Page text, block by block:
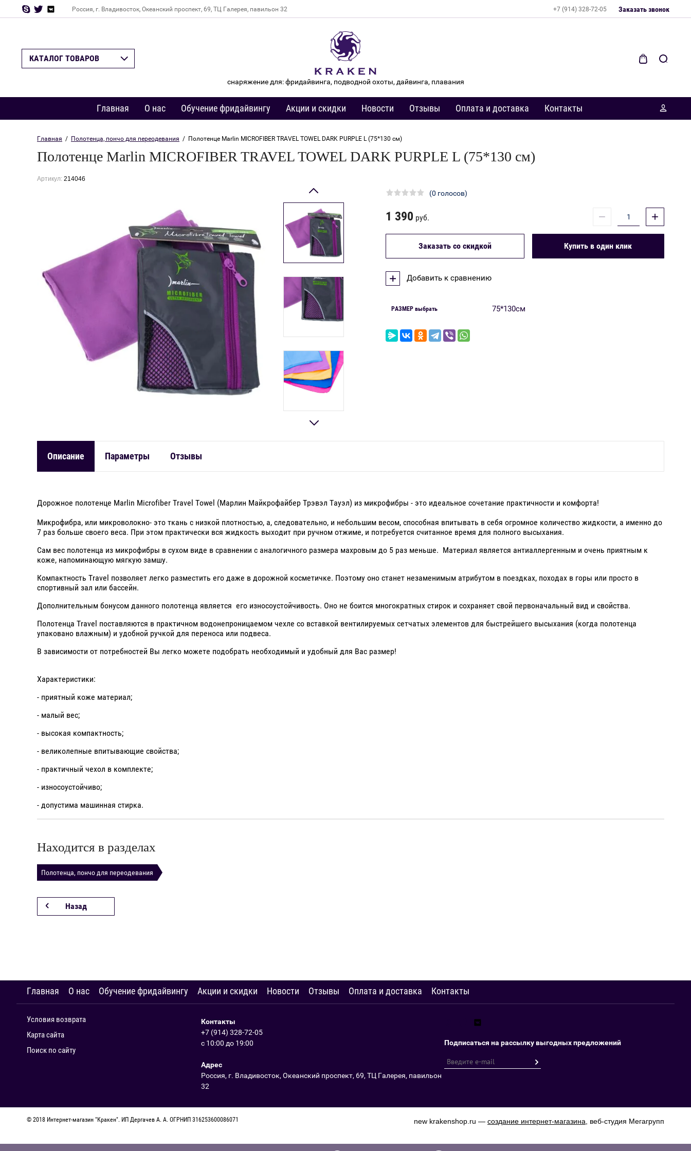
Назад Россия, г. Владивосток, Океанский проспект, 69, ТЦ Галерея, павильон 32 +7 (914) 328-72-05 Заказать звонок
КАТАЛОГ ТОВАРОВ
снаряжение для: фридайвинга, подводной охоты, дайвинга, плавания
Главная О нас Обучение фридайвингу Акции и скидки Новости Отзывы Оплата и доставка Контакты
Главная
  /
Полотенца, пончо для переодевания
  /  Полотенце Marlin MICROFIBER TRAVEL TOWEL DARK PURPLE L (75*130 см)
Полотенце Marlin MICROFIBER TRAVEL TOWEL DARK PURPLE L (75*130 см)
Артикул: 214046
(0 голосов)
1 390 руб. − +
Заказать со скидкой Купить в один клик
Добавить к сравнению
РАЗМЕР выбрать 75*130см
Описание Параметры Отзывы
Дорожное полотенце Marlin Microfiber Travel Towel (Марлин Майкрофайбер Трэвэл Тауэл) из микрофибры - это идеальное сочетание практичности и комфорта!
Микрофибра, или микроволокно- это ткань с низкой плотностью, а, следовательно, и небольшим весом, способная впитывать в себя огромное количество жидкости, а именно до
7 раз больше своего веса. При этом практически вся жидкость выходит при ручном отжиме, и потребуется считанное время для полного высыхания.
Сам вес полотенца из микрофибры в сухом виде в сравнении с аналогичного размера махровым до 5 раз меньше. Материал является антиаллергенным и очень приятным к
коже, напоминающую мягкую замшу.
Компактность Travel позволяет легко разместить его даже в дорожной косметичке. Поэтому оно станет незаменимым атрибутом в поездках, походах в горы или просто в
спортивный зал или бассейн.
Дополнительным бонусом данного полотенца является его износоустойчивость. Оно не боится многократных стирок и сохраняет свой первоначальный вид и свойства.
Полотенца Travel поставляются в практичном водонепроницаемом чехле со вставкой вентилируемых сетчатых элементов для быстрейшего высыхания (когда полотенца
упаковано влажным) и удобной ручкой для переноса или подвеса.
В зависимости от потребностей Вы легко можете подобрать необходимый и удобный для Вас размер!
Характеристики:
- приятный коже материал;
- малый вес;
- высокая компактность;
- великолепные впитывающие свойства;
- практичный чехол в комплекте;
- износоустойчиво;
- допустима машинная стирка.
Находится в разделах
Полотенца, пончо для переодевания
Назад
Главная О нас Обучение фридайвингу Акции и скидки Новости Отзывы Оплата и доставка Контакты
Условия возврата
Карта сайта
Поиск по сайту
Контакты
+7 (914) 328-72-05
с 10:00 до 19:00
Адрес
Россия, г. Владивосток, Океанский проспект, 69, ТЦ Галерея, павильон
32
Подписаться на рассылку выгодных предложений
© 2018 Интернет-магазин "Кракен". ИП Дергачев А. А. ОГРНИП 316253600086071 new krakenshop.ru — создание интернет-магазина , веб-студия Мегагрупп